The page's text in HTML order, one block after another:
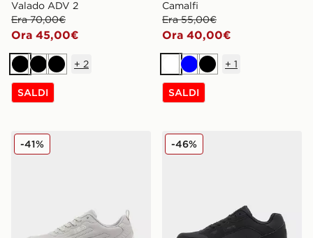
Valado ADV 2
Era 70,00€
Ora 45,00€
NeroNeroNero
+ 2
SALDI
Camalfi
Era 55,00€
Ora 40,00€
Bianco
BluNero
+ 1
SALDI
Fila Trexler N3
-41% Fila Cress
-46%